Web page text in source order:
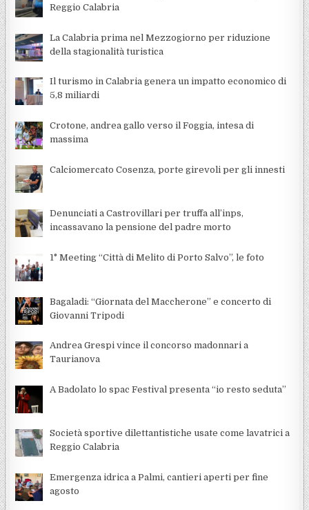
Reggio Calabria
La Calabria prima nel Mezzogiorno per riduzione
della stagionalità turistica
Il turismo in Calabria genera un impatto economico di
5,8 miliardi
Crotone, andrea gallo verso il Foggia, intesa di
massima
Calciomercato Cosenza, porte girevoli per gli innesti
Denunciati a Castrovillari per truffa all’inps,
incassavano la pensione del padre morto
1° Meeting “Città di Melito di Porto Salvo”, le foto
Bagaladi: “Giornata del Maccherone” e concerto di
Giovanni Tripodi
Andrea Grespi vince il concorso madonnari a
Taurianova
A Badolato lo spac Festival presenta “io resto seduta”
Società sportive dilettantistiche usate come lavatrici a
Reggio Calabria
Emergenza idrica a Palmi, cantieri aperti per fine
agosto